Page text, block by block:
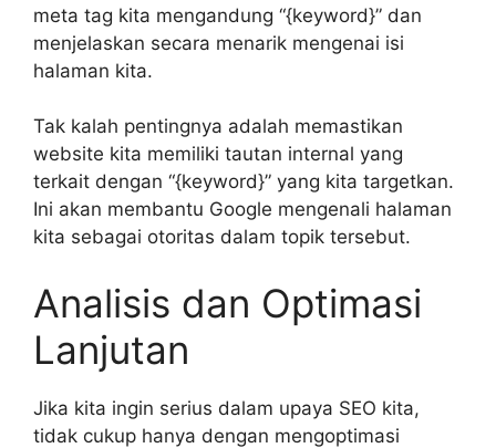
meta tag kita mengandung “{keyword}” dan
menjelaskan secara menarik mengenai isi
halaman kita.
Tak kalah pentingnya adalah memastikan
website kita memiliki tautan internal yang
terkait dengan “{keyword}” yang kita targetkan.
Ini akan membantu Google mengenali halaman
kita sebagai otoritas dalam topik tersebut.
Analisis dan Optimasi
Lanjutan
Jika kita ingin serius dalam upaya SEO kita,
tidak cukup hanya dengan mengoptimasi